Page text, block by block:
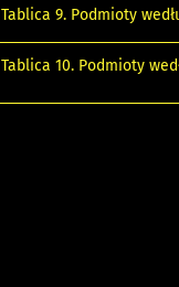
Tablica 9. Podmioty
Tablica 10. Podmioty